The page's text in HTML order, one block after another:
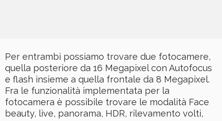
Per entrambi possiamo trovare due fotocamere,
quella posteriore da 16 Megapixel con Autofocus
e flash insieme a quella frontale da 8 Megapixel.
Fra le funzionalità implementata per la
fotocamera è possibile trovare le modalità Face
beauty, live, panorama, HDR, rilevamento volti,